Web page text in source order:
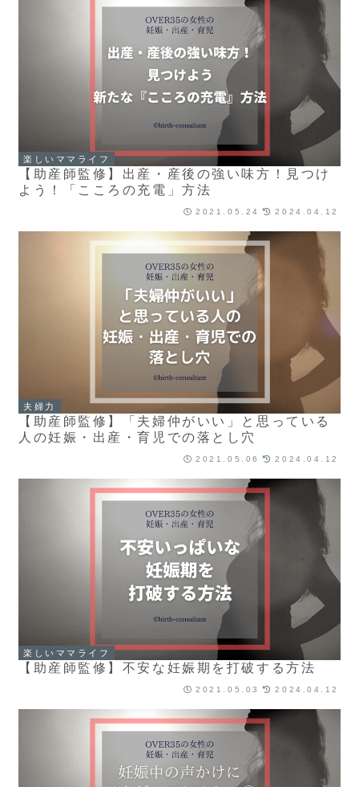
楽しいママライフ
【助産師監修】出産・産後の強い味方！見つけ
よう！「こころの充電」方法
2021.05.24 2024.04.12
夫婦力
【助産師監修】「夫婦仲がいい」と思っている
人の妊娠・出産・育児での落とし穴
2021.05.06 2024.04.12
楽しいママライフ
【助産師監修】不安な妊娠期を打破する方法
2021.05.03 2024.04.12